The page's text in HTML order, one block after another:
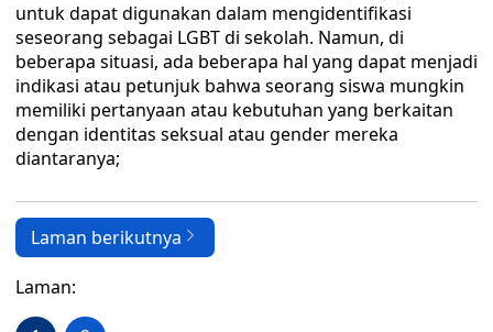
untuk dapat digunakan dalam mengidentifikasi
seseorang sebagai LGBT di sekolah. Namun, di
beberapa situasi, ada beberapa hal yang dapat menjadi
indikasi atau petunjuk bahwa seorang siswa mungkin
memiliki pertanyaan atau kebutuhan yang berkaitan
dengan identitas seksual atau gender mereka
diantaranya;
Laman berikutnya
Laman: